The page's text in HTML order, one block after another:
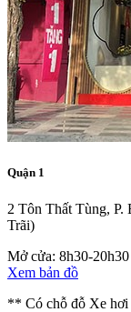
Quận 1
2 Tôn Thất Tùng, P.
Trãi)
Mở cửa: 8h30-20h30
Xem bản đồ
** Có chỗ đỗ Xe hơi